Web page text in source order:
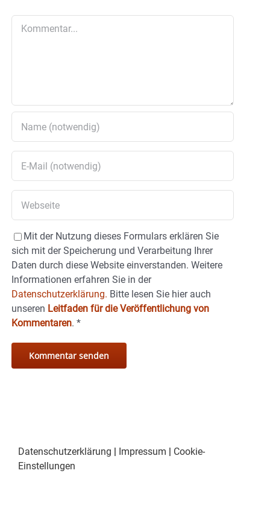
Mit der Nutzung dieses Formulars erklären Sie
sich mit der Speicherung und Verarbeitung Ihrer
Daten durch diese Website einverstanden. Weitere
Informationen erfahren Sie in der
Datenschutzerklärung. Bitte lesen Sie hier auch
unseren Leitfaden für die Veröffentlichung von
Kommentaren. *
Datenschutzerklärung Impressum
Cookie-
Einstellungen